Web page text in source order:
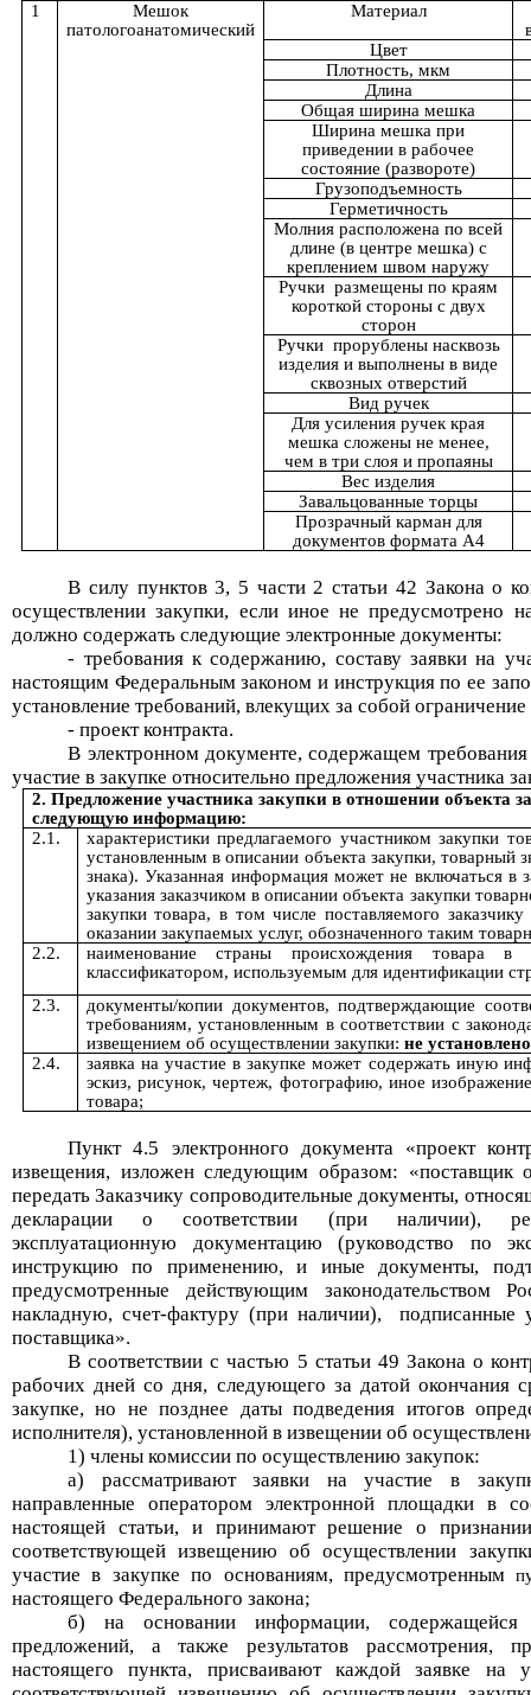
1
Мешок
патологоанатомический
Материал
Цвет
Плотность, мкм
Длина
Общая ширина мешка
Ширина мешка при
приведении в рабочее
состояние (развороте)
Грузоподъемность
Герметичность
Молния расположена по всей
длине (в центре мешка) с
креплением швом наружу
Ручки размещены по краям
короткой стороны с двух
сторон
Ручки прорубленынасквозь
изделия и выполнены в виде
сквозных отверстий
Вид ручек
Для усиления ручек края
мешка сложены не менее,
чем в три слоя и пропаяны
Вес изделия
Завальцованные торцы
Прозрачный карман для
документов формата А4
В силу пунктов 3, 5 части 2 статьи 42 Закона о
осуществлении закупки, если иное не предусмотрено
должно содержать следующие электронные документы:
- требования к содержанию, составу заявки на
настоящим Федеральным законом и инструкция по ее
установление требований, влекущих за собой ограничение
- проект контракта.
В электронном документе, содержащем
участие в закупке относительно предложения участника
2. Предложение участника закупки в отношении объекта
следующую информацию:
2.1.
характеристики предлагаемого участником закупки
установленным в описании объекта закупки, товарный
знака). Указанная информация может не включаться в
указания заказчиком в описании объекта закупки
закупки товара, в том числе поставляемого
оказании закупаемых услуг, обозначенного таким
2.2.
наименование страны происхождения товара в
классификатором, используемым для идентификации
2.3.
документы/копии документов, подтверждающие
требованиям, установленным в соответствии с
извещением об осуществлении закупки: не
2.4.
заявка на участие в закупке может содержать иную
эскиз, рисунок, чертеж, фотографию, иное
товара;
Пункт 4.5 электронного документа «проект
извещения, изложен следующим образом: «поставщик
передать Заказчику сопроводительные документы,
декларации о соответствии (при наличии),
эксплуатационную документацию (руководство по
инструкцию по применению, и иные документы,
предусмотренные действующим законодательством
накладную, счет-фактуру (при наличии),
подписанные
поставщика».
В соответствии с частью 5 статьи 49 Закона о
рабочих дней со дня, следующего за датой окончания
закупке, но не позднее даты подведения итогов
исполнителя), установленной в извещении об
1) члены комиссии по осуществлению закупок:
а) рассматривают заявки на участие в
направленные оператором электронной площадки в
настоящей статьи, и принимают решение о
соответствующей извещению об осуществлении
участие в закупке по основаниям, предусмотренным
настоящего Федерального закона;
б) на основании информации,
предложений, а также результатов рассмотрения,
настоящего пункта, присваивают каждой заявке на